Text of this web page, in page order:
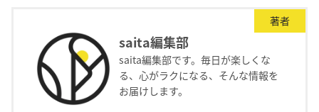
著者
saita編集部
saita編集部です。毎日が楽しくな
る、心がラクになる、そんな情報を
お届けします。